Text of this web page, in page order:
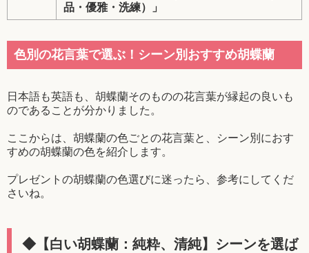
品・優雅・洗練）」
色別の花言葉で選ぶ！シーン別おすすめ胡蝶蘭
日本語も英語も、胡蝶蘭そのものの花言葉が縁起の良いも
のであることが分かりました。
ここからは、胡蝶蘭の色ごとの花言葉と、シーン別におす
すめの胡蝶蘭の色を紹介します。
プレゼントの胡蝶蘭の色選びに迷ったら、参考にしてくだ
さいね。
◆【白い胡蝶蘭：純粋、清純】シーンを選ば